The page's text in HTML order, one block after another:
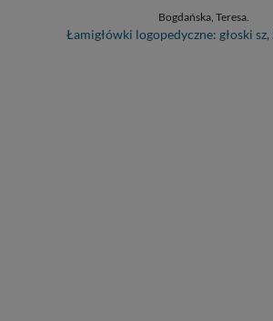
Bogdańska, Teresa.
Łamigłówki logopedyczne: głoski sz,